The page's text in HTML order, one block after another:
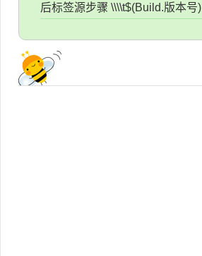
后标签源步骤 \\\\t$(Build.版本号)